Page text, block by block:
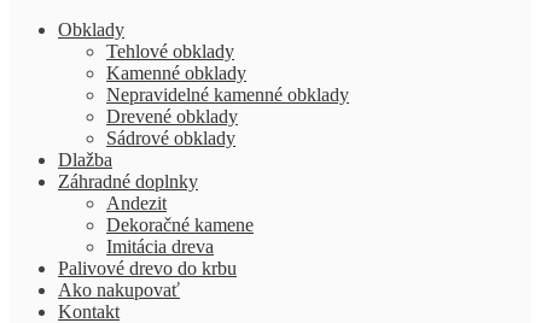
Obklady
Tehlové obklady
Kamenné obklady
Nepravidelné kamenné obklady
Drevené obklady
Sádrové obklady
Dlažba
Záhradné doplnky
Andezit
Dekoračné kamene
Imitácia dreva
Palivové drevo do krbu
Ako nakupovať
Kontakt